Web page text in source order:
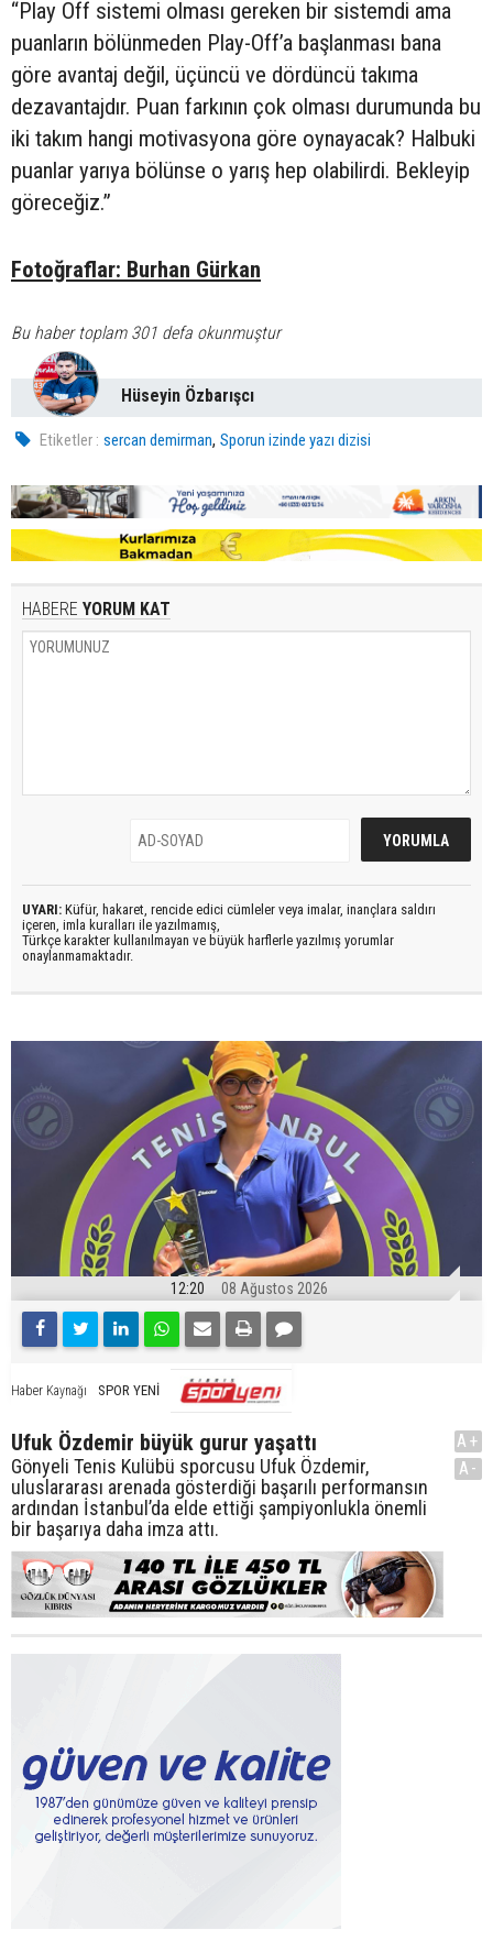
“Play Off sistemi olması gereken bir sistemdi ama
puanların bölünmeden Play-Off’a başlanması bana
göre avantaj değil, üçüncü ve dördüncü takıma
dezavantajdır. Puan farkının çok olması durumunda bu
iki takım hangi motivasyona göre oynayacak? Halbuki
puanlar yarıya bölünse o yarış hep olabilirdi. Bekleyip
göreceğiz.”
Fotoğraflar: Burhan Gürkan
Bu haber toplam 301 defa okunmuştur
Hüseyin Özbarışcı
Etiketler : sercan demirman,Sporun izinde yazı dizisi
HABERE YORUM KAT
UYARI: Küfür, hakaret, rencide edici cümleler veya imalar, inançlara saldırı
içeren, imla kuralları ile yazılmamış,
Türkçe karakter kullanılmayan ve büyük harflerle yazılmış yorumlar
onaylanmamaktadır.
12:20 08 Ağustos 2026
Haber Kaynağı SPOR YENİ
Ufuk Özdemir büyük gurur yaşattı
Gönyeli Tenis Kulübü sporcusu Ufuk Özdemir,
uluslararası arenada gösterdiği başarılı performansın
ardından İstanbul’da elde ettiği şampiyonlukla önemli
bir başarıya daha imza attı.
A+
A-